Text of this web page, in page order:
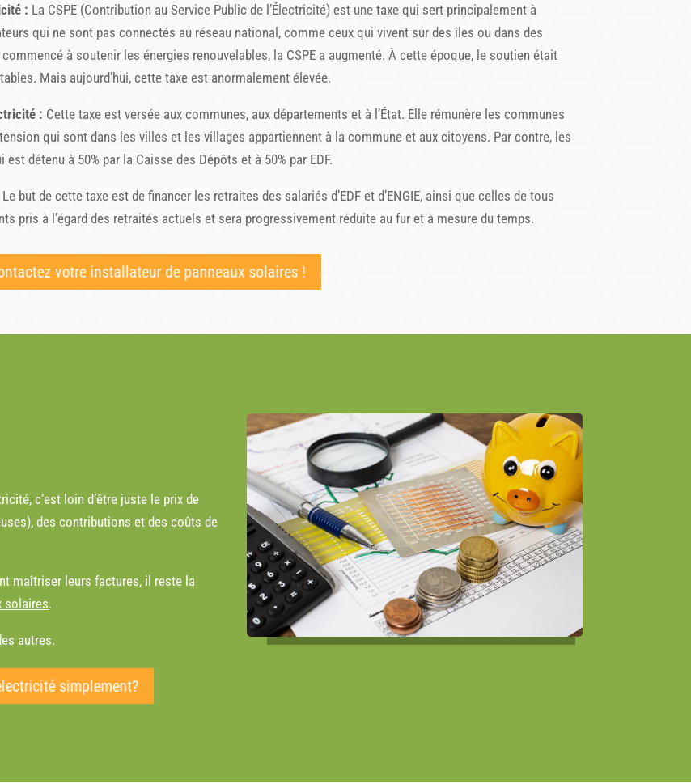
: La CSPE (Contribution au Service Public de l’Électricité) est une taxe qui sert principalement à
qui ne sont pas connectés au réseau national, comme ceux qui vivent sur des îles ou dans des
à soutenir les énergies renouvelables, la CSPE a augmenté. À cette époque, le soutien était
Mais aujourd’hui, cette taxe est anormalement élevée.
: Cette taxe est versée aux communes, aux départements et à l’État. Elle rémunère les communes
qui sont dans les villes et les villages appartiennent à la commune et aux citoyens. Par contre, les
détenu à 50% par la Caisse des Dépôts et à 50% par EDF.
Le but de cette taxe est de financer les retraites des salariés d’EDF et d’ENGIE, ainsi que celles de tous
pris à l’égard des retraités actuels et sera progressivement réduite au fur et à mesure du temps.
votre installateur de panneaux solaires !
c’est loin d’être juste le prix de
des contributions et des coûts de
maîtriser leurs factures, il reste la
solaires.
autres.
simplement?